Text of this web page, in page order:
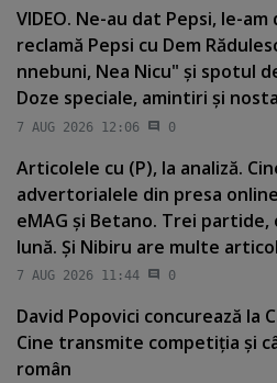
VIDEO. Ne-au dat Pepsi, le-
reclamă Pepsi cu Dem
nnebuni, Nea Nicu" şi spotul
Doze speciale, amintiri şi
7 AUG 2026 12:06 0
Articolele cu (P), la analiză.
advertorialele din presa
eMAG şi Betano. Trei
lună. Şi Nibiru are multe
7 AUG 2026 11:44 0
David Popovici concurează la
Cine transmite competiţia şi
român